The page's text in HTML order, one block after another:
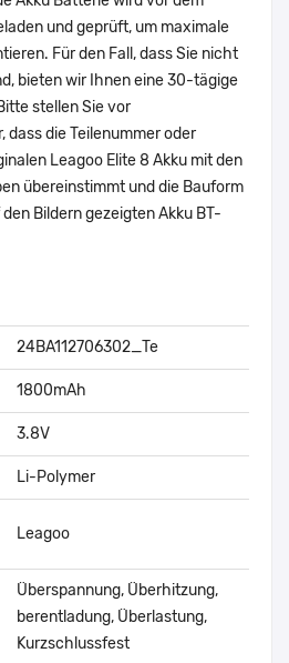
und geprüft, um maximale
Für den Fall, dass Sie nicht
bieten wir Ihnen eine 30-tägige
stellen Sie vor
die Teilenummer oder
Leagoo Elite 8 Akku mit den
übereinstimmt und die Bauform
Bildern gezeigten Akku BT-
24BA112706302_Te
1800mAh
3.8V
Li-Polymer
Leagoo
Überspannung, Überhitzung,
berentladung, Überlastung,
Kurzschlussfest